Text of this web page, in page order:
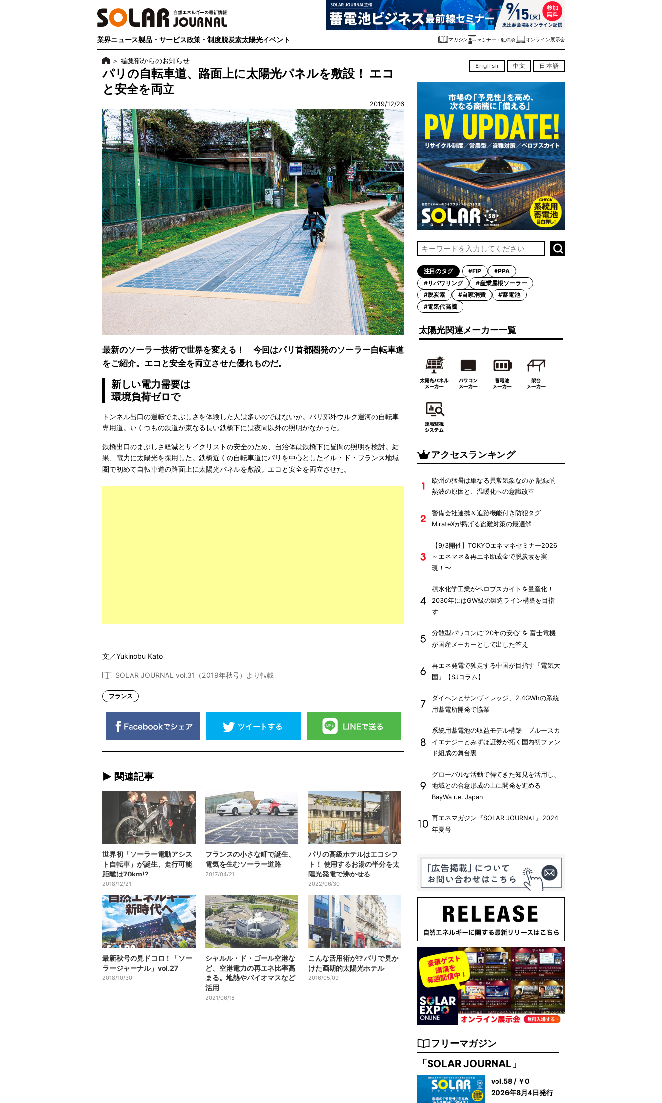
業界ニュース製品・サービス政策・制度脱炭素太陽光イベント マガジン セミナー・勉強会 オンライン展示会
＞編集部からのお知らせ
パリの自転車道、路面上に太陽光パネルを敷設！ エコ
と安全を両立
2019/12/26
最新のソーラー技術で世界を変える！ 今回はパリ首都圏発のソーラー自転車道
をご紹介。エコと安全を両立させた優れものだ。
新しい電力需要は
環境負荷ゼロで
トンネル出口の運転でまぶしさを体験した人は多いのではないか。パリ郊外ウルク運河の自転車
専用道。いくつもの鉄道が束なる長い鉄橋下には夜間以外の照明がなかった。
鉄橋出口のまぶしさ軽減とサイクリストの安全のため、自治体は鉄橋下に昼間の照明を検討。結
果、電力に太陽光を採用した。鉄橋近くの自転車道にパリを中心としたイル・ド・フランス地域
圏で初めて自転車道の路面上に太陽光パネルを敷設。エコと安全を両立させた。
文／Yukinobu Kato
SOLAR JOURNAL vol.31（2019年秋号）より転載
フランス
► 関連記事
世界初「ソーラー電動アシス
ト自転車」が誕生、走行可能
距離は70km!?
2018/12/21
フランスの小さな町で誕生、
電気を生むソーラー道路
2017/04/21
パリの高級ホテルはエコシフ
ト！ 使用するお湯の半分を太
陽光発電で沸かせる
2022/06/30
最新秋号の見ドコロ！「ソー
ラージャーナル」vol.27
2018/10/30
シャルル・ド・ゴール空港な
ど、空港電力の再エネ比率高
まる。地熱やバイオマスなど
活用
2021/06/18
こんな活用術が⁉ パリで見か
けた画期的太陽光ホテル
2016/05/09
English 中文 日本語
注目のタグ #FIP
#PPA
#リパワリング
#産業屋根ソーラー
#脱炭素
#自家消費
#蓄電池
#電気代高騰
太陽光関連メーカー一覧
アクセスランキング
欧州の猛暑は単なる異常気象なのか 記録的
熱波の原因と、温暖化への意識改革
警備会社連携＆追跡機能付き防犯タグ
MirateXが掲げる盗難対策の最適解
【9/3開催】TOKYOエネマネセミナー2026
～エネマネ＆再エネ助成金で脱炭素を実
現！〜
積水化学工業がペロブスカイトを量産化！
2030年にはGW級の製造ライン構築を目指
す
分散型パワコンに“20年の安心”を 富士電機
が国産メーカーとして出した答え
再エネ発電で独走する中国が目指す『電気大
国』【SJコラム】
ダイヘンとサンヴィレッジ、2.4GWhの系統
用蓄電所開発で協業
系統用蓄電池の収益モデル構築 ブルースカ
イエナジーとみずほ証券が拓く国内初ファン
ド組成の舞台裏
グローバルな活動で得てきた知見を活用し、
地域との合意形成の上に開発を進める
BayWa r.e. Japan
再エネマガジン『SOLAR JOURNAL』2024
年夏号
フリーマガジン
「SOLAR JOURNAL」
vol.58 / ￥0
2026年8月4日発行